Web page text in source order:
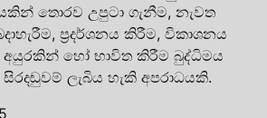
තොරව උපුටා ගැනීම, නැවත
ප්‍රදර්ශනය කිරීම, විකාශනය
හෝ භාවිත කිරීම බුද්ධිමය
ලැබිය හැකි අපරාධයකි.